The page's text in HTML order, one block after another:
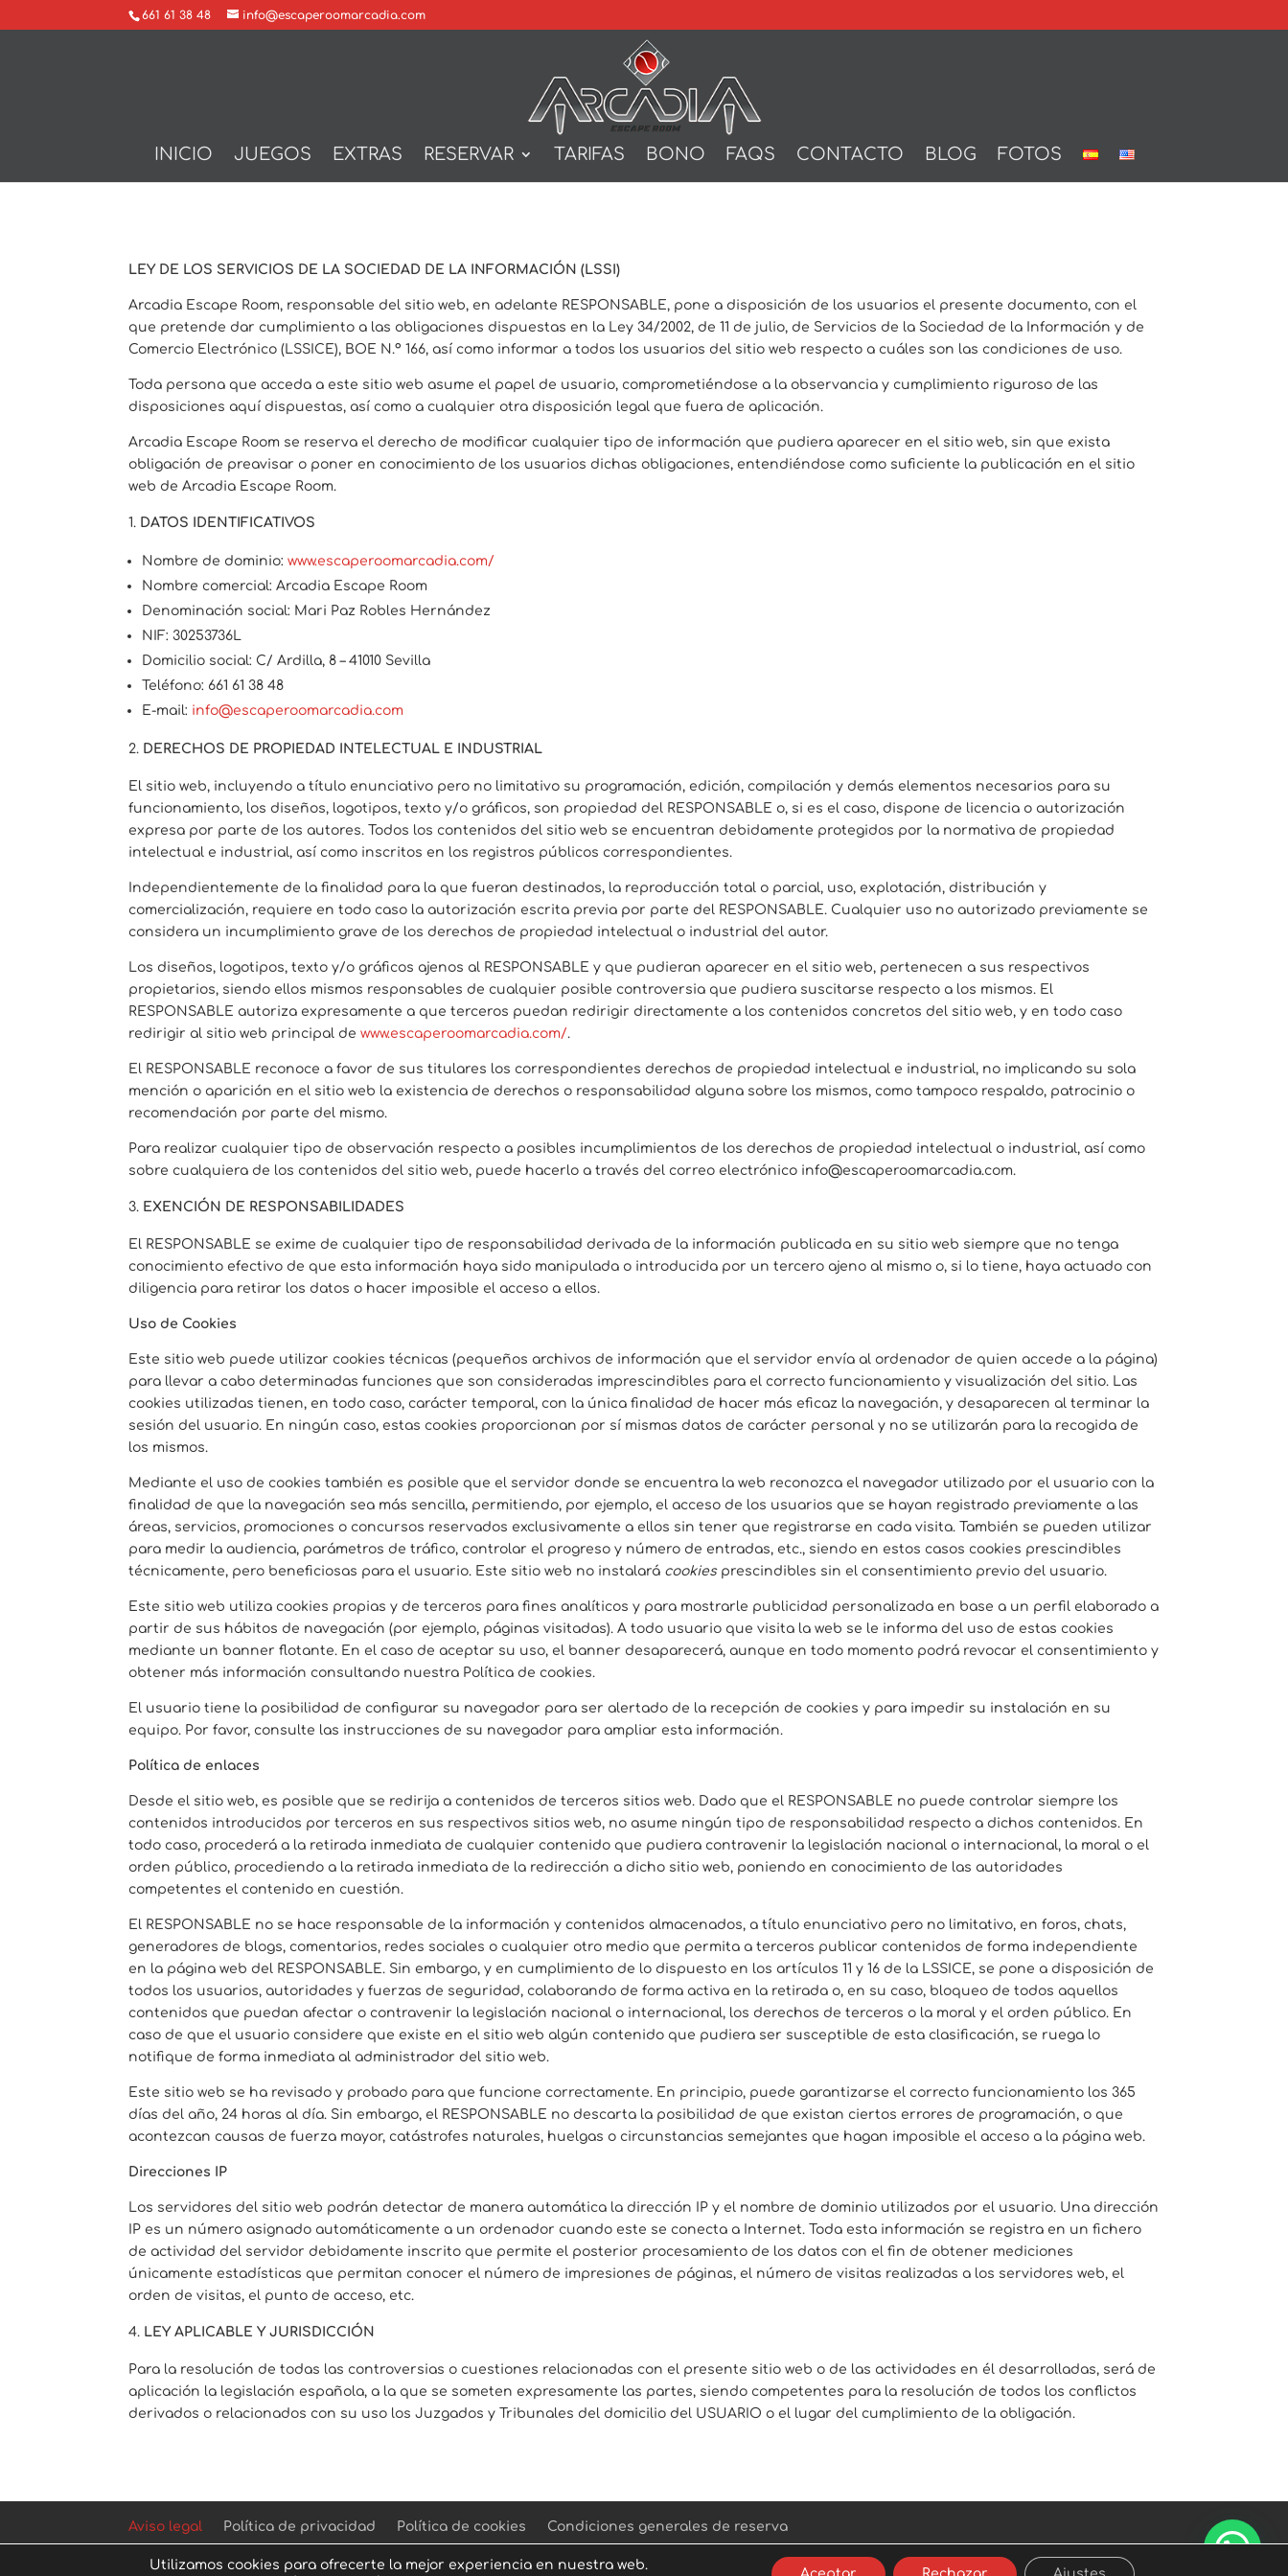
661 61 38 48 info@escaperoomarcadia.com
INICIO JUEGOS EXTRAS RESERVAR TARIFAS BONO FAQS CONTACTO BLOG FOTOS
LEY DE LOS SERVICIOS DE LA SOCIEDAD DE LA INFORMACIÓN (LSSI)
Arcadia Escape Room, responsable del sitio web, en adelante RESPONSABLE, pone a disposición de los usuarios el presente documento, con el
que pretende dar cumplimiento a las obligaciones dispuestas en la Ley 34/2002, de 11 de julio, de Servicios de la Sociedad de la Información y de
Comercio Electrónico (LSSICE), BOE N.º 166, así como informar a todos los usuarios del sitio web respecto a cuáles son las condiciones de uso.
Toda persona que acceda a este sitio web asume el papel de usuario, comprometiéndose a la observancia y cumplimiento riguroso de las
disposiciones aquí dispuestas, así como a cualquier otra disposición legal que fuera de aplicación.
Arcadia Escape Room se reserva el derecho de modificar cualquier tipo de información que pudiera aparecer en el sitio web, sin que exista
obligación de preavisar o poner en conocimiento de los usuarios dichas obligaciones, entendiéndose como suficiente la publicación en el sitio
web de Arcadia Escape Room.
DATOS IDENTIFICATIVOS
Nombre de dominio:www.escaperoomarcadia.com/
Nombre comercial: Arcadia Escape Room
Denominación social: Mari Paz Robles Hernández
NIF: 30253736L
Domicilio social: C/ Ardilla, 8 – 41010 Sevilla
Teléfono: 661 61 38 48
E-mail: info@escaperoomarcadia.com
DERECHOS DE PROPIEDAD INTELECTUAL E INDUSTRIAL
El sitio web, incluyendo a título enunciativo pero no limitativo su programación, edición, compilación y demás elementos necesarios para su
funcionamiento, los diseños, logotipos, texto y/o gráficos, son propiedad del RESPONSABLE o, si es el caso, dispone de licencia o autorización
expresa por parte de los autores. Todos los contenidos del sitio web se encuentran debidamente protegidos por la normativa de propiedad
intelectual e industrial, así como inscritos en los registros públicos correspondientes.
Independientemente de la finalidad para la que fueran destinados, la reproducción total o parcial, uso, explotación, distribución y
comercialización, requiere en todo caso la autorización escrita previa por parte del RESPONSABLE. Cualquier uso no autorizado previamente se
considera un incumplimiento grave de los derechos de propiedad intelectual o industrial del autor.
Los diseños, logotipos, texto y/o gráficos ajenos al RESPONSABLE y que pudieran aparecer en el sitio web, pertenecen a sus respectivos
propietarios, siendo ellos mismos responsables de cualquier posible controversia que pudiera suscitarse respecto a los mismos. El
RESPONSABLE autoriza expresamente a que terceros puedan redirigir directamente a los contenidos concretos del sitio web, y en todo caso
redirigir al sitio web principal dewww.escaperoomarcadia.com/.
El RESPONSABLE reconoce a favor de sus titulares los correspondientes derechos de propiedad intelectual e industrial, no implicando su sola
mención o aparición en el sitio web la existencia de derechos o responsabilidad alguna sobre los mismos, como tampoco respaldo, patrocinio o
recomendación por parte del mismo.
Para realizar cualquier tipo de observación respecto a posibles incumplimientos de los derechos de propiedad intelectual o industrial, así como
sobre cualquiera de los contenidos del sitio web, puede hacerlo a través del correo electrónico info@escaperoomarcadia.com.
EXENCIÓN DE RESPONSABILIDADES
El RESPONSABLE se exime de cualquier tipo de responsabilidad derivada de la información publicada en su sitio web siempre que no tenga
conocimiento efectivo de que esta información haya sido manipulada o introducida por un tercero ajeno al mismo o, si lo tiene, haya actuado con
diligencia para retirar los datos o hacer imposible el acceso a ellos.
Uso de Cookies
Este sitio web puede utilizar cookies técnicas (pequeños archivos de información que el servidor envía al ordenador de quien accede a la página)
para llevar a cabo determinadas funciones que son consideradas imprescindibles para el correcto funcionamiento y visualización del sitio. Las
cookies utilizadas tienen, en todo caso, carácter temporal, con la única finalidad de hacer más eficaz la navegación, y desaparecen al terminar la
sesión del usuario. En ningún caso, estas cookies proporcionan por sí mismas datos de carácter personal y no se utilizarán para la recogida de
los mismos.
Mediante el uso de cookies también es posible que el servidor donde se encuentra la web reconozca el navegador utilizado por el usuario con la
finalidad de que la navegación sea más sencilla, permitiendo, por ejemplo, el acceso de los usuarios que se hayan registrado previamente a las
áreas, servicios, promociones o concursos reservados exclusivamente a ellos sin tener que registrarse en cada visita. También se pueden utilizar
para medir la audiencia, parámetros de tráfico, controlar el progreso y número de entradas, etc., siendo en estos casos cookies prescindibles
técnicamente, pero beneficiosas para el usuario. Este sitio web no instalará cookiesprescindibles sin el consentimiento previo del usuario.
Este sitio web utiliza cookies propias y de terceros para fines analíticos y para mostrarle publicidad personalizada en base a un perfil elaborado a
partir de sus hábitos de navegación (por ejemplo, páginas visitadas). A todo usuario que visita la web se le informa del uso de estas cookies
mediante un banner flotante. En el caso de aceptar su uso, el banner desaparecerá, aunque en todo momento podrá revocar el consentimiento y
obtener más información consultando nuestra Política de cookies.
El usuario tiene la posibilidad de configurar su navegador para ser alertado de la recepción de cookies y para impedir su instalación en su
equipo. Por favor, consulte las instrucciones de su navegador para ampliar esta información.
Política de enlaces
Desde el sitio web, es posible que se redirija a contenidos de terceros sitios web. Dado que el RESPONSABLE no puede controlar siempre los
contenidos introducidos por terceros en sus respectivos sitios web, no asume ningún tipo de responsabilidad respecto a dichos contenidos. En
todo caso, procederá a la retirada inmediata de cualquier contenido que pudiera contravenir la legislación nacional o internacional, la moral o el
orden público, procediendo a la retirada inmediata de la redirección a dicho sitio web, poniendo en conocimiento de las autoridades
competentes el contenido en cuestión.
El RESPONSABLE no se hace responsable de la información y contenidos almacenados, a título enunciativo pero no limitativo, en foros, chats,
generadores de blogs, comentarios, redes sociales o cualquier otro medio que permita a terceros publicar contenidos de forma independiente
en la página web del RESPONSABLE. Sin embargo, y en cumplimiento de lo dispuesto en los artículos 11 y 16 de la LSSICE, se pone a disposición de
todos los usuarios, autoridades y fuerzas de seguridad, colaborando de forma activa en la retirada o, en su caso, bloqueo de todos aquellos
contenidos que puedan afectar o contravenir la legislación nacional o internacional, los derechos de terceros o la moral y el orden público. En
caso de que el usuario considere que existe en el sitio web algún contenido que pudiera ser susceptible de esta clasificación, se ruega lo
notifique de forma inmediata al administrador del sitio web.
Este sitio web se ha revisado y probado para que funcione correctamente. En principio, puede garantizarse el correcto funcionamiento los 365
días del año, 24 horas al día. Sin embargo, el RESPONSABLE no descarta la posibilidad de que existan ciertos errores de programación, o que
acontezcan causas de fuerza mayor, catástrofes naturales, huelgas o circunstancias semejantes que hagan imposible el acceso a la página web.
Direcciones IP
Los servidores del sitio web podrán detectar de manera automática la dirección IP y el nombre de dominio utilizados por el usuario. Una dirección
IP es un número asignado automáticamente a un ordenador cuando este se conecta a Internet. Toda esta información se registra en un fichero
de actividad del servidor debidamente inscrito que permite el posterior procesamiento de los datos con el fin de obtener mediciones
únicamente estadísticas que permitan conocer el número de impresiones de páginas, el número de visitas realizadas a los servidores web, el
orden de visitas, el punto de acceso, etc.
LEY APLICABLE Y JURISDICCIÓN
Para la resolución de todas las controversias o cuestiones relacionadas con el presente sitio web o de las actividades en él desarrolladas, será de
aplicación la legislación española, a la que se someten expresamente las partes, siendo competentes para la resolución de todos los conflictos
derivados o relacionados con su uso los Juzgados y Tribunales del domicilio del USUARIO o el lugar del cumplimiento de la obligación.
Aviso legal Política de privacidad Política de cookies Condiciones generales de reserva
Utilizamos cookies para ofrecerte la mejor experiencia en nuestra web.